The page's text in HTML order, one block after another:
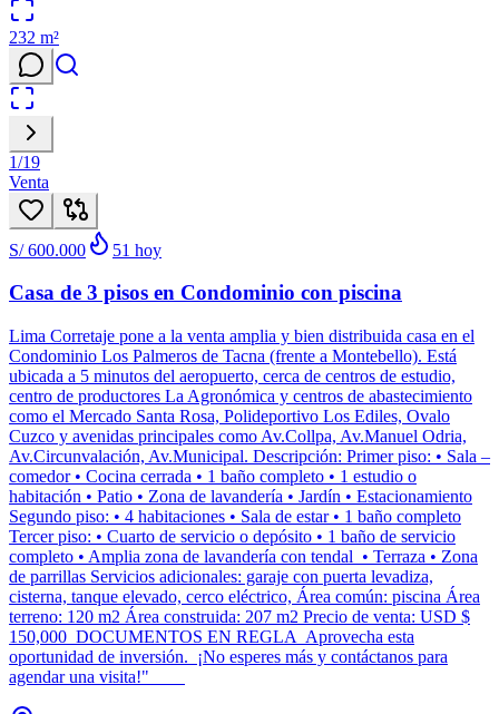
232 m²
1/19
Venta
S/ 600.000 51 hoy
Casa de 3 pisos en Condominio con piscina
Lima Corretaje pone a la venta amplia y bien distribuida casa en el
Condominio Los Palmeros de Tacna (frente a Montebello). Está
ubicada a 5 minutos del aeropuerto, cerca de centros de estudio,
centro de productores La Agronómica y centros de abastecimiento
como el Mercado Santa Rosa, Polideportivo Los Ediles, Ovalo
Cuzco y avenidas principales como Av.Collpa, Av.Manuel Odria,
Av.Circunvalación, Av.Municipal. Descripción: Primer piso: • Sala –
comedor • Cocina cerrada • 1 baño completo • 1 estudio o
habitación • Patio • Zona de lavandería • Jardín • Estacionamiento
Segundo piso: • 4 habitaciones • Sala de estar • 1 baño completo
Tercer piso: • Cuarto de servicio o depósito • 1 baño de servicio
completo • Amplia zona de lavandería con tendal • Terraza • Zona
de parrillas Servicios adicionales: garaje con puerta levadiza,
cisterna, tanque elevado, cerco eléctrico, Área común: piscina Área
terreno: 120 m2 Área construida: 207 m2 Precio de venta: USD $
150,000 DOCUMENTOS EN REGLA Aprovecha esta
oportunidad de inversión. ¡No esperes más y contáctanos para
agendar una visita!"